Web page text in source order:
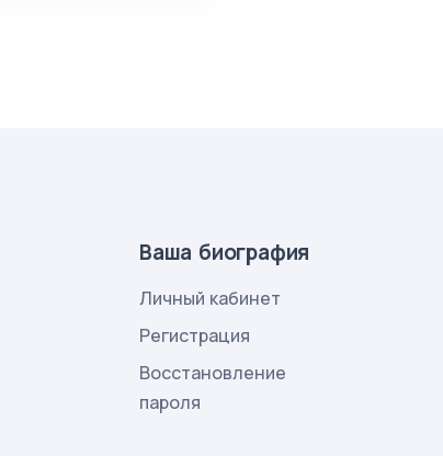
Ваша биография
Личный кабинет
Регистрация
Восстановление
пароля